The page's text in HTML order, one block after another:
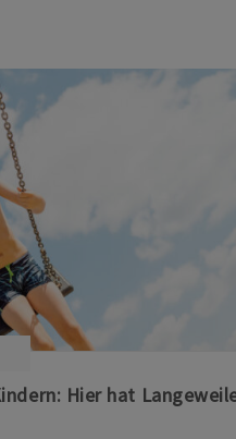
Hier hat